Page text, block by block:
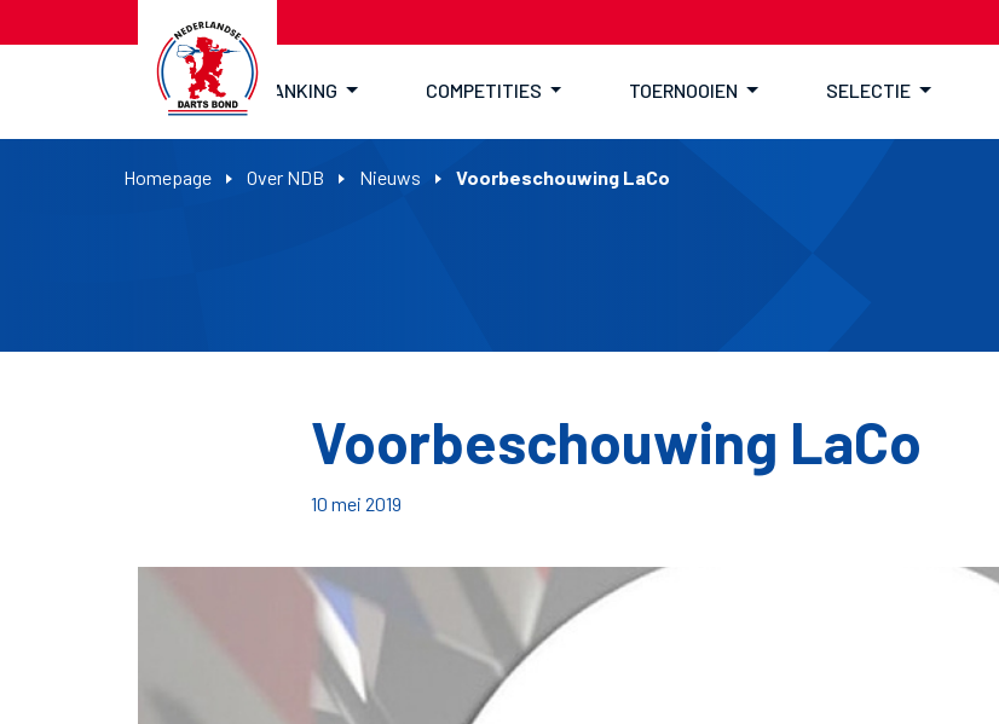
RANKING COMPETITIES TOERNOOIEN SELECTIE
Homepage Over NDB Nieuws Voorbeschouwing LaCo
Voorbeschouwing LaCo
10 mei 2019